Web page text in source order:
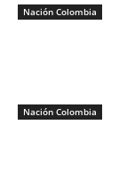
Nación Colombia
Nación Colombia